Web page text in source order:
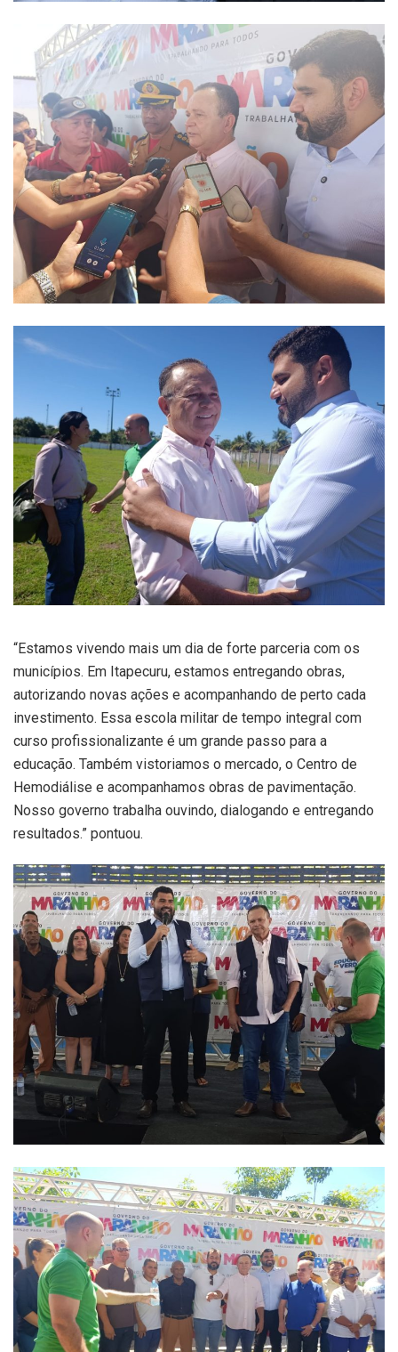
“Estamos vivendo mais um dia de forte parceria com os
municípios. Em Itapecuru, estamos entregando obras,
autorizando novas ações e acompanhando de perto cada
investimento. Essa escola militar de tempo integral com
curso profissionalizante é um grande passo para a
educação. Também vistoriamos o mercado, o Centro de
Hemodiálise e acompanhamos obras de pavimentação.
Nosso governo trabalha ouvindo, dialogando e entregando
resultados.” pontuou.